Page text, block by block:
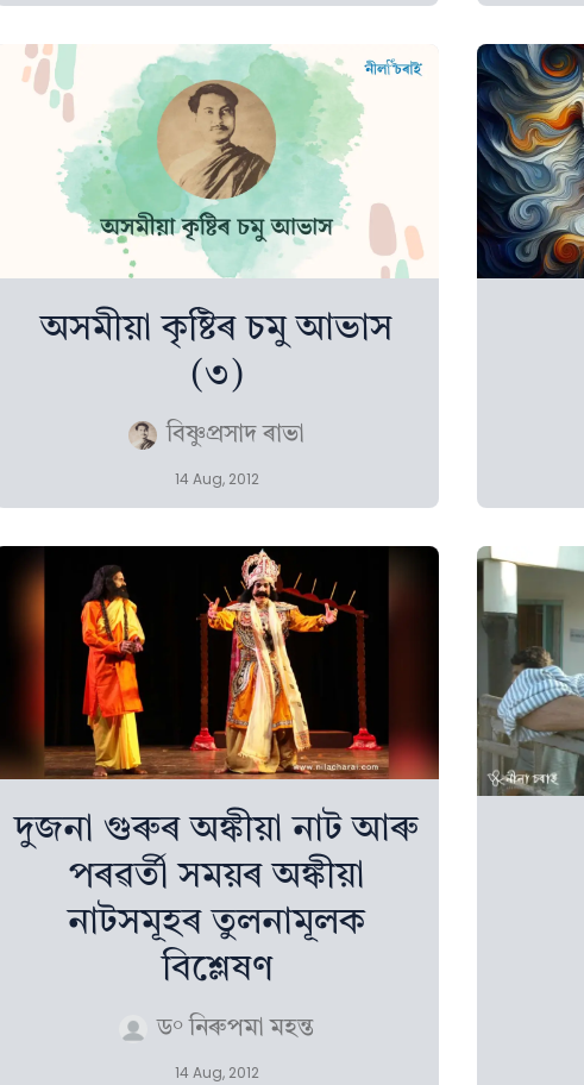
অসমীয়া কৃষ্টিৰ চমু আভাস
(৩)
বিষ্ণুপ্ৰসাদ ৰাভা
14 Aug, 2012
দুজনা গুৰুৰ অঙ্কীয়া নাট আৰু
পৰৱৰ্তী সময়ৰ অঙ্কীয়া
নাটসমূহৰ তুলনামূলক
বিশ্লেষণ
ড° নিৰুপমা মহন্ত
14 Aug, 2012